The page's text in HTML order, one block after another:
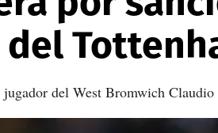
del West Bromwich Claudio